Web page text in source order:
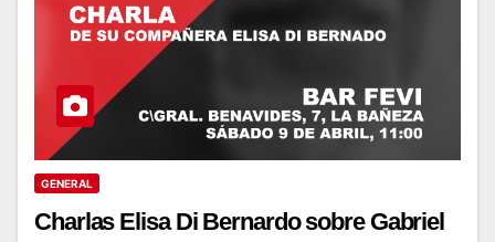
GENERAL
Charlas Elisa Di Bernardo sobre Gabriel